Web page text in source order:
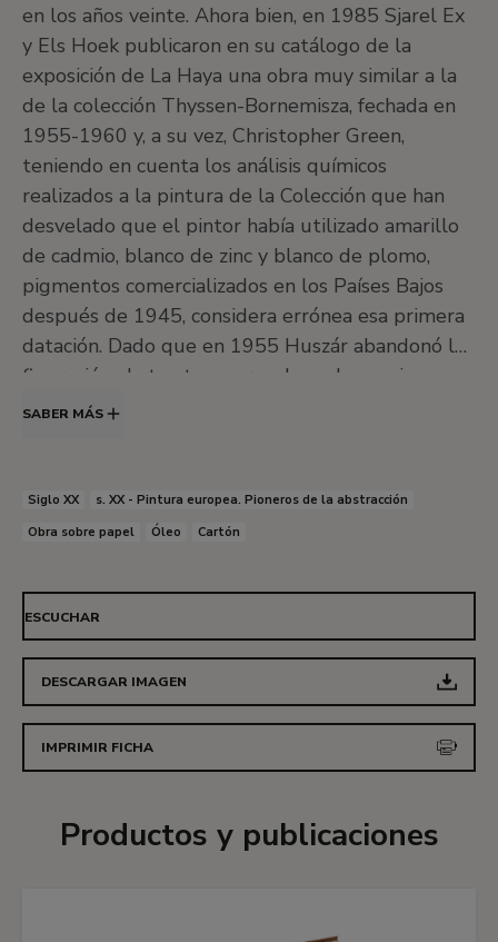
en los años veinte. Ahora bien, en 1985 Sjarel Ex
y Els Hoek publicaron en su catálogo de la
exposición de La Haya una obra muy similar a la
de la colección Thyssen-Bornemisza, fechada en
1955-1960 y, a su vez, Christopher Green,
teniendo en cuenta los análisis químicos
realizados a la pintura de la Colección que han
desvelado que el pintor había utilizado amarillo
de cadmio, blanco de zinc y blanco de plomo,
pigmentos comercializados en los Países Bajos
después de 1945, considera errónea esa primera
datación. Dado que en 1955 Huszár abandonó la
figuración abstracta en aras de un lenguaje no-
objetivo puro, podemos deducir que la obra de la
Paloma Alarcó
SABER MÁS
Siglo XX
s. XX - Pintura europea. Pioneros de la abstracción
Obra sobre papel
Óleo Cartón
ESCUCHAR
DESCARGAR IMAGEN
IMPRIMIR FICHA
Productos y publicaciones